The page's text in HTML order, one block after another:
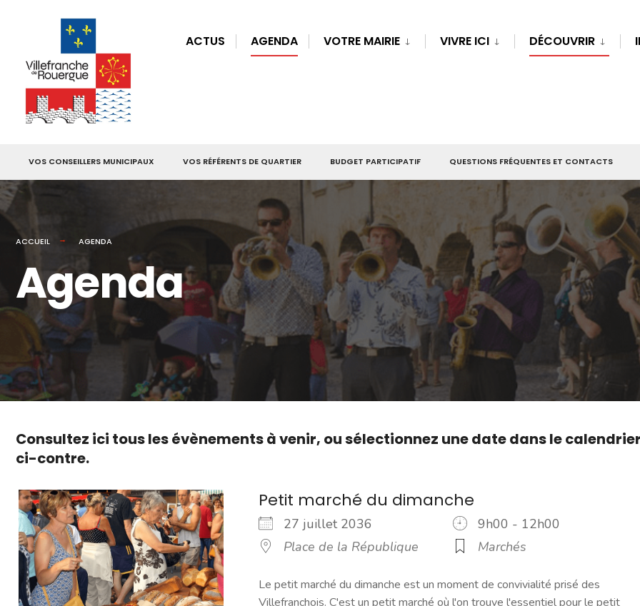
ACTUS AGENDA VOTRE MAIRIE VIVRE ICI DÉCOUVRIR
VOS CONSEILLERS MUNICIPAUX VOS RÉFÉRENTS DE QUARTIER BUDGET PARTICIPATIF QUESTIONS FRÉQUENTES ET CONTACTS
ACCUEIL AGENDA
Agenda
Consultez ici tous les évènements à venir, ou sélectionnez une date dans le
ci-contre.
Petit marché du dimanche
27 juillet 2036
9h00 - 12h00
Place de la République
Marchés
Le petit marché du dimanche est un moment de convivialité prisé des
Villefranchois. C'est un petit marché où l'on trouve l'essentiel pour le petit